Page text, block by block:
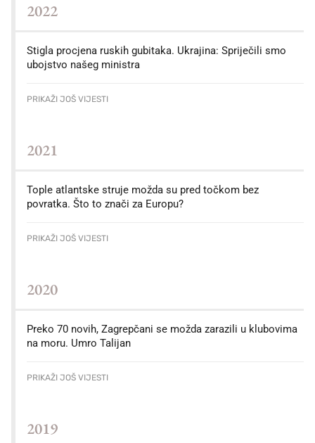
2022
Stigla procjena ruskih gubitaka. Ukrajina: Spriječili smo
ubojstvo našeg ministra
PRIKAŽI JOŠ VIJESTI
2021
Tople atlantske struje možda su pred točkom bez
povratka. Što to znači za Europu?
PRIKAŽI JOŠ VIJESTI
2020
Preko 70 novih, Zagrepčani se možda zarazili u klubovima
na moru. Umro Talijan
PRIKAŽI JOŠ VIJESTI
2019